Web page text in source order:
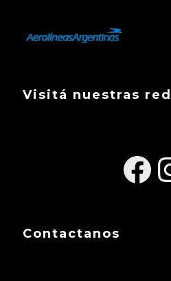
Visitá nuestras
Contactanos